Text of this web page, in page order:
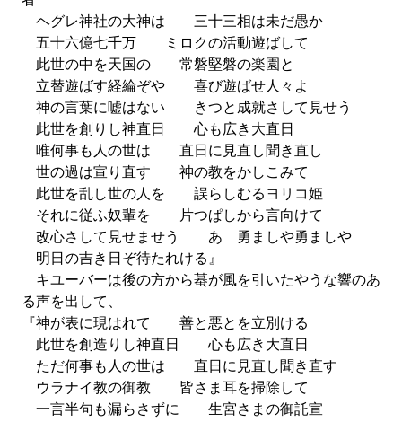
ヘグレ神社の大神は 三十三相は未だ愚か
五十六億七千万 ミロクの活動遊ばして
此世の中を天国の 常磐堅磐の楽園と
立替遊ばす経綸ぞや 喜び遊ばせ人々よ
神の言葉に嘘はない きつと成就さして見せう
此世を創りし神直日 心も広き大直日
唯何事も人の世は 直日に見直し聞き直し
世の過は宣り直す 神の教をかしこみて
此世を乱し世の人を 誤らしむるヨリコ姫
それに従ふ奴輩を 片つぱしから言向けて
改心さして見せませう あゝ勇ましや勇ましや
明日の吉き日ぞ待たれける』
キユーバーは後の方から蟇が風を引いたやうな響のあ
る声を出して、
『神が表に現はれて 善と悪とを立別ける
此世を創造りし神直日 心も広き大直日
ただ何事も人の世は 直日に見直し聞き直す
ウラナイ教の御教 皆さま耳を掃除して
一言半句も漏らさずに 生宮さまの御託宣